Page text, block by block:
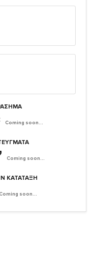
Coming soon...
Coming soon...
ΚΑΤΆΤΑΞΗ
soon...